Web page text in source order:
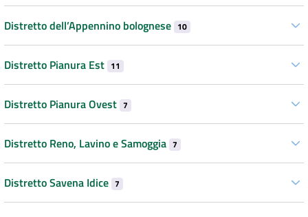
Distretto dell’Appennino bolognese 10
Distretto Pianura Est 11
Distretto Pianura Ovest 7
Distretto Reno, Lavino e Samoggia 7
Distretto Savena Idice 7